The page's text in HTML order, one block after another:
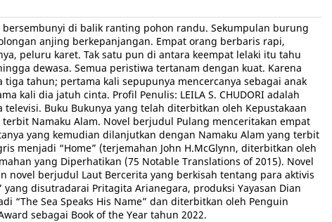
di balik ranting pohon randu. Sekumpulan burung
anjing berkepanjangan. Empat orang berbaris rapi,
peluru karet. Tak satu pun di antara keempat lelaki itu tahu
dewasa. Semua peristiwa tertanam dengan kuat. Karena
tahun; pertama kali sepupunya mencercanya sebagai anak
kali dia jatuh cinta. Profil Penulis: LEILA S. CHUDORI adalah
Buku Bukunya yang telah diterbitkan oleh Kepustakaan
Namaku Alam. Novel berjudul Pulang menceritakan empat
yang kemudian dilanjutkan dengan Namaku Alam yang terbit
menjadi “Home” (terjemahan John H.McGlynn, diterbitkan oleh
yang Diperhatikan (75 Notable Translations of 2015). Novel
novel berjudul Laut Bercerita yang berkisah tentang para aktivis
disutradarai Pritagita Arianegara, produksi Yayasan Dian
“The Sea Speaks His Name” dan diterbitkan oleh Penguin
sebagai Book of the Year tahun 2022.